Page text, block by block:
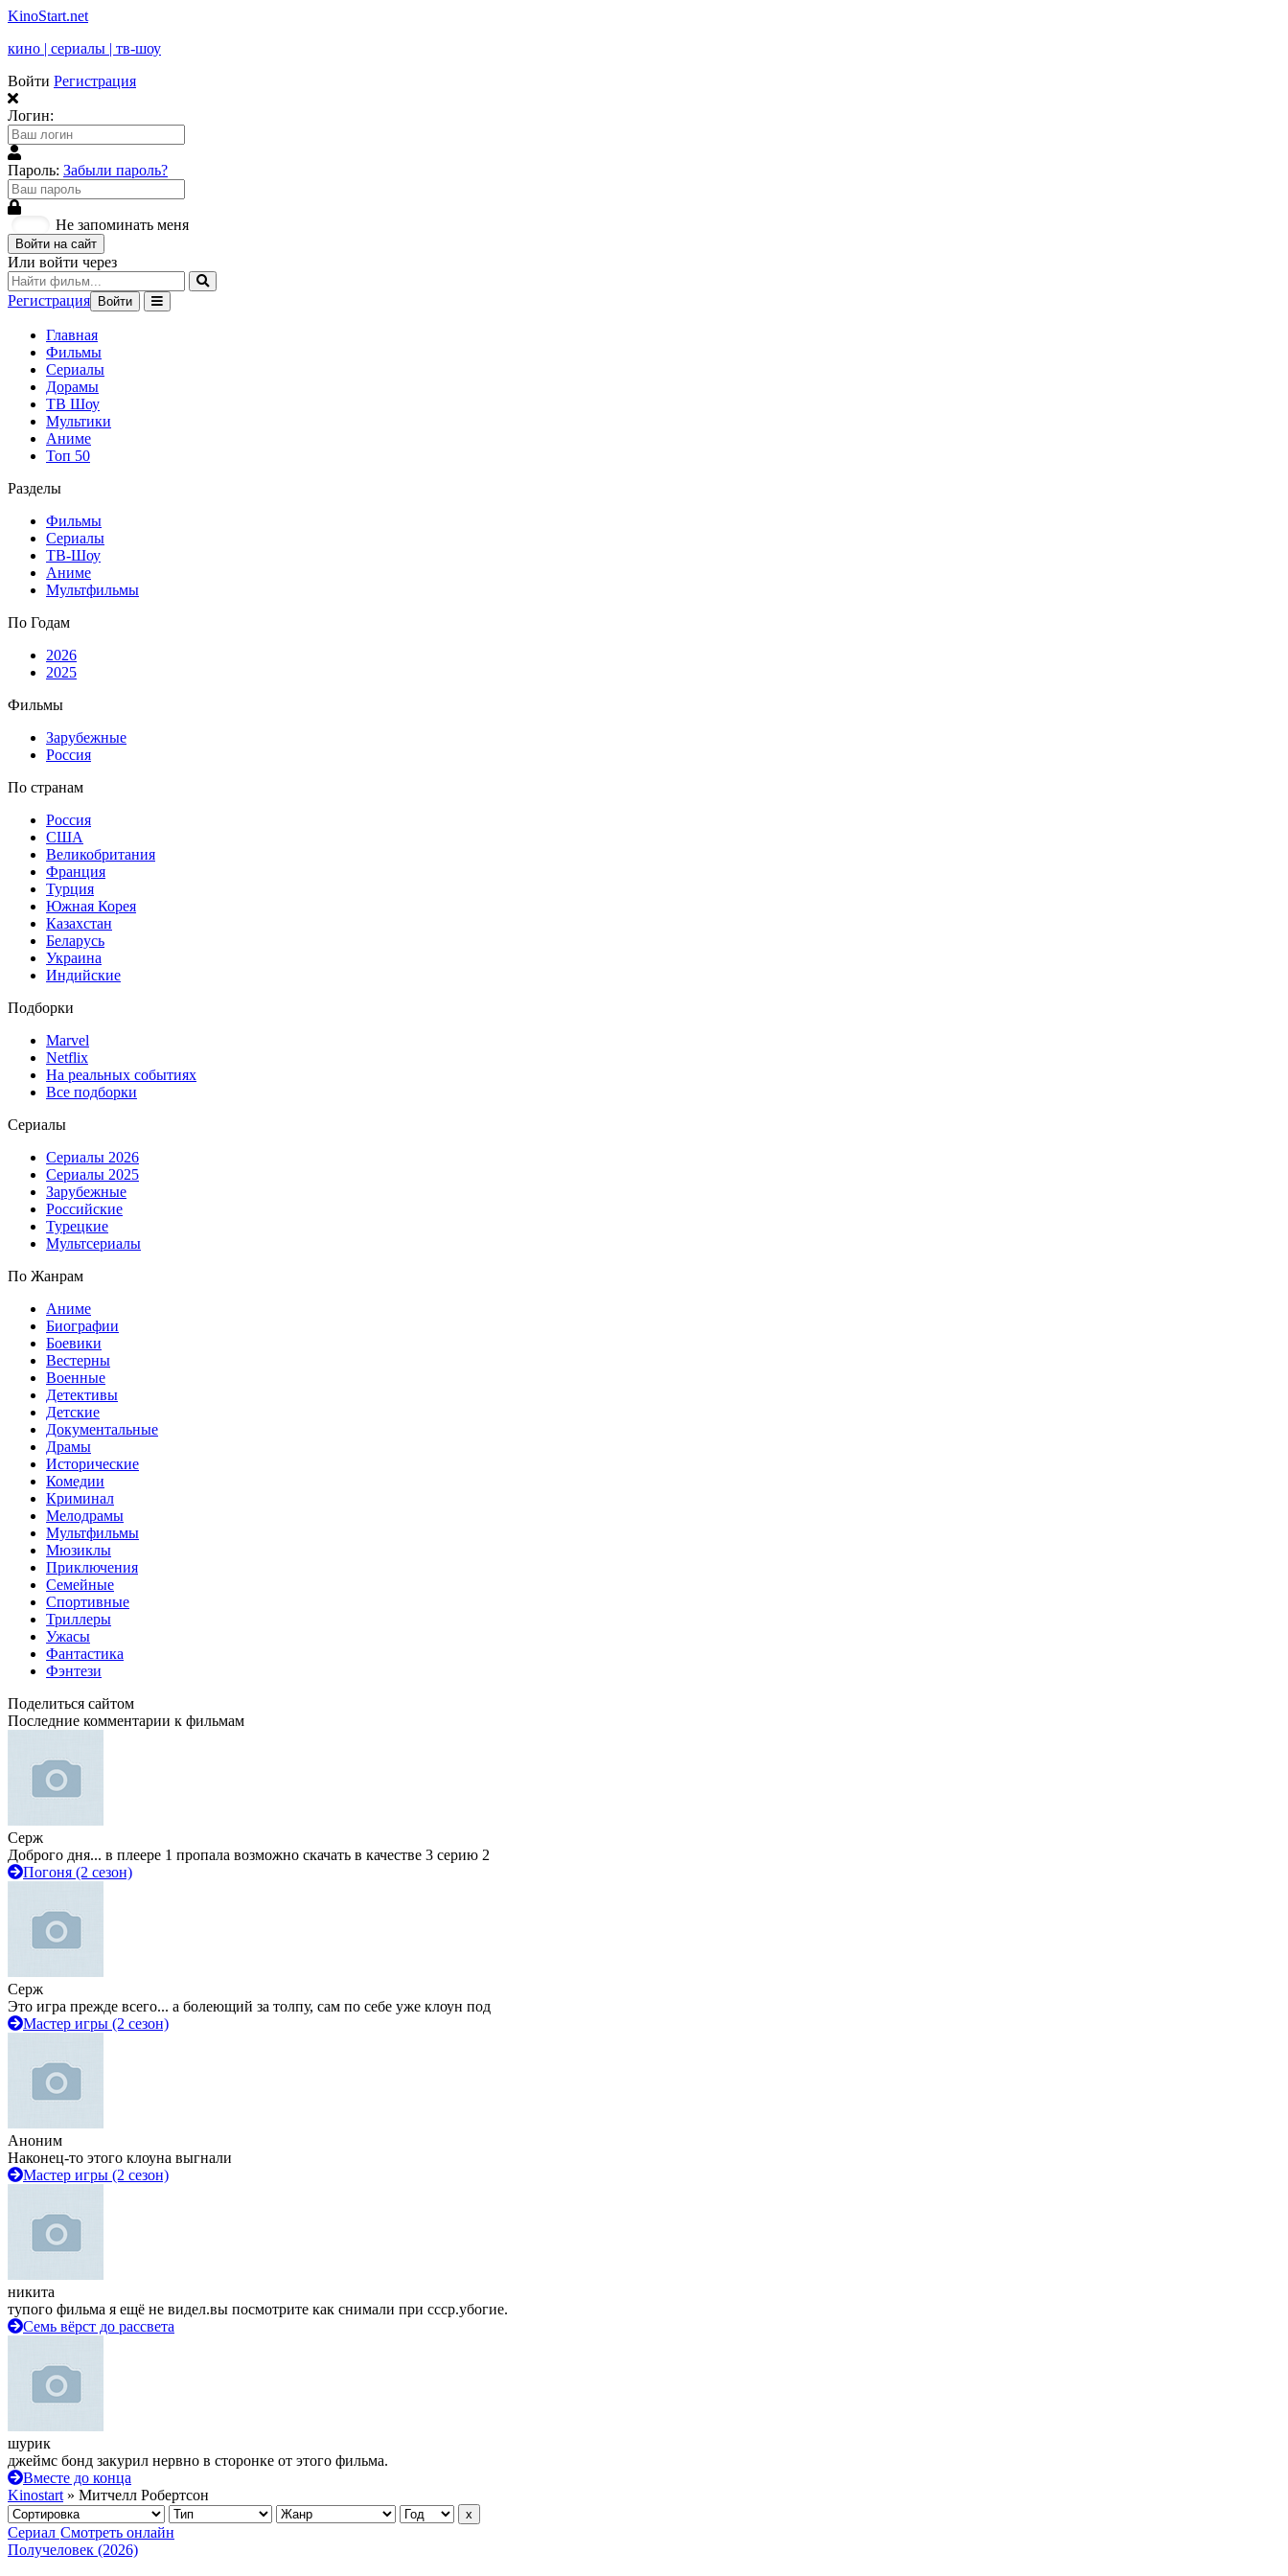
KinoStart.net
кино | сериалы | тв-шоу
Войти Регистрация
Логин:
Пароль: Забыли пароль?
Не запоминать меня
Войти на сайт
Или войти через
Регистрация Войти
Главная
Фильмы
Сериалы
Дорамы
ТВ Шоу
Мультики
Аниме
Топ 50
Разделы
Фильмы
Сериалы
ТВ-Шоу
Аниме
Мультфильмы
По Годам
2026
2025
Фильмы
Зарубежные
Россия
По странам
Россия
США
Великобритания
Франция
Турция
Южная Корея
Казахстан
Беларусь
Украина
Индийские
Подборки
Marvel
Netflix
На реальных событиях
Все подборки
Сериалы
Сериалы 2026
Сериалы 2025
Зарубежные
Российские
Турецкие
Мультсериалы
По Жанрам
Аниме
Биографии
Боевики
Вестерны
Военные
Детективы
Детские
Документальные
Драмы
Исторические
Комедии
Криминал
Мелодрамы
Мультфильмы
Мюзиклы
Приключения
Семейные
Спортивные
Триллеры
Ужасы
Фантастика
Фэнтези
Поделиться сайтом
Последние комментарии к фильмам
Серж
Доброго дня... в плеере 1 пропала возможно скачать в качестве 3 серию 2
Погоня (2 сезон)
Серж
Это игра прежде всего... а болеющий за толпу, сам по себе уже клоун под
Мастер игры (2 сезон)
Аноним
Наконец-то этого клоуна выгнали
Мастер игры (2 сезон)
никита
тупого фильма я ещё не видел.вы посмотрите как снимали при ссср.убогие.
Семь вёрст до рассвета
шурик
джеймс бонд закурил нервно в сторонке от этого фильма.
Вместе до конца
Kinostart » Митчелл Робертсон
Сериал Смотреть онлайн
Получеловек (2026)